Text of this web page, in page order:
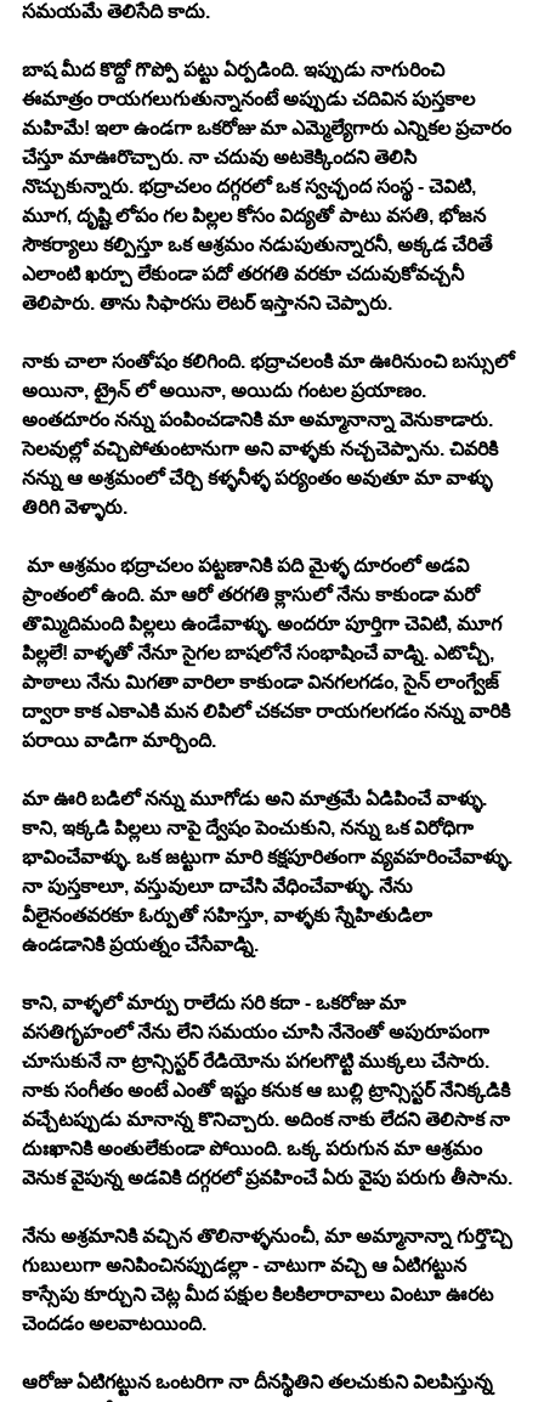
సమయమే తెలిసేది కాదు.
బాష మీద కొద్దో గొప్పో పట్టు ఏర్పడింది. ఇప్పుడు నాగురించి
ఈమాత్రం రాయగలుగుతున్నానంటే అప్పుడు చదివిన పుస్తకాల
మహిమే! ఇలా ఉండగా ఒకరోజు మా ఎమ్మెల్యేగారు ఎన్నికల ప్రచారం
చేస్తూ మాఊరొచ్చారు. నా చదువు అటకెక్కిందని తెలిసి
నొచ్చుకున్నారు. భద్రాచలం దగ్గరలో ఒక స్వచ్ఛంద సంస్థ - చెవిటి,
మూగ, దృష్టి లోపం గల పిల్లల కోసం విద్యతో పాటు వసతి, భోజన
సౌకర్యాలు కల్పిస్తూ ఒక ఆశ్రమం నడుపుతున్నారనీ, అక్కడ చేరితే
ఎలాంటి ఖర్చూ లేకుండా పదో తరగతి వరకూ చదువుకోవచ్చనీ
తెలిపారు. తాను సిఫారసు లెటర్ ఇస్తానని చెప్పారు.
నాకు చాలా సంతోషం కలిగింది. భద్రాచలంకి మా ఊరినుంచి బస్సులో
అయినా, ట్రైన్ లో అయినా, అయిదు గంటల ప్రయాణం.
అంతదూరం నన్ను పంపించడానికి మా అమ్మానాన్నా వెనుకాడారు.
సెలవుల్లో వచ్చిపోతుంటానుగా అని వాళ్ళకు నచ్చచెప్పాను. చివరికి
నన్ను ఆ అశ్రమంలో చేర్చి కళ్ళనీళ్ళ పర్యంతం అవుతూ మా వాళ్ళు
తిరిగి వెళ్ళారు.
మా ఆశ్రమం భద్రాచలం పట్టణానికి పది మైళ్ళ దూరంలో అడవి
ప్రాంతంలో ఉంది. మా ఆరో తరగతి క్లాసులో నేను కాకుండా మరో
తొమ్మిదిమంది పిల్లలు ఉండేవాళ్ళు. అందరూ పూర్తిగా చెవిటి, మూగ
పిల్లలే! వాళ్ళతో నేనూ సైగల బాషలోనే సంభాషించే వాడ్ని. ఎటొచ్చీ,
పాఠాలు నేను మిగతా వారిలా కాకుండా వినగలగడం, సైన్ లాంగ్వేజ్
ద్వారా కాక ఎకాఎకి మన లిపిలో చకచకా రాయగలగడం నన్ను వారికి
పరాయి వాడిగా మార్చింది.
మా ఊరి బడిలో నన్ను మూగోడు అని మాత్రమే ఏడిపించే వాళ్ళు.
కాని, ఇక్కడి పిల్లలు నాపై ద్వేషం పెంచుకుని, నన్ను ఒక విరోధిగా
భావించేవాళ్ళు. ఒక జట్టుగా మారి కక్షపూరితంగా వ్యవహరించేవాళ్ళు.
నా పుస్తకాలూ, వస్తువులూ దాచేసి వేధించేవాళ్ళు. నేను
వీలైనంతవరకూ ఓర్పుతో సహిస్తూ, వాళ్ళకు స్నేహితుడిలా
ఉండడానికి ప్రయత్నం చేసేవాడ్ని.
కాని, వాళ్ళలో మార్పు రాలేదు సరి కదా - ఒకరోజు మా
వసతిగృహంలో నేను లేని సమయం చూసి నేనెంతో అపురూపంగా
చూసుకునే నా ట్రాన్సిస్టర్ రేడియోను పగలగొట్టి ముక్కలు చేసారు.
నాకు సంగీతం అంటే ఎంతో ఇష్టం కనుక ఆ బుల్లి ట్రాన్సిస్టర్ నేనిక్కడికి
వచ్చేటప్పుడు మానాన్న కొనిచ్చారు. అదింక నాకు లేదని తెలిసాక నా
దుఃఖానికి అంతులేకుండా పోయింది. ఒక్క పరుగున మా ఆశ్రమం
వెనుక వైపున్న అడవికి దగ్గరలో ప్రవహించే ఏరు వైపు పరుగు తీసాను.
నేను అశ్రమానికి వచ్చిన తొలినాళ్ళనుంచీ, మా అమ్మానాన్నా గుర్తొచ్చి
గుబులుగా అనిపించినప్పుడల్లా - చాటుగా వచ్చి ఆ ఏటిగట్టున
కాస్సేపు కూర్చుని చెట్ల మీద పక్షుల కిలకిలారావాలు వింటూ ఊరట
చెందడం అలవాటయింది.
ఆరోజు ఏటిగట్టున ఒంటరిగా నా దీనస్థితిని తలచుకుని విలపిస్తున్న